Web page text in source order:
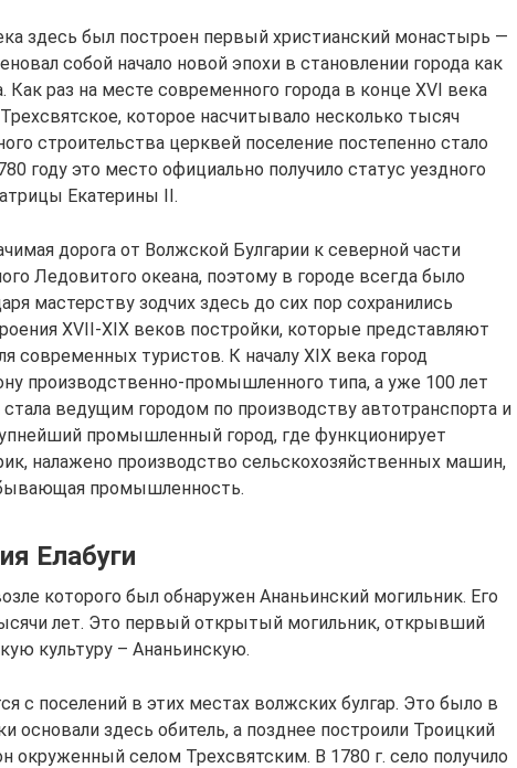
здесь был построен первый христианский монастырь —
собой начало новой эпохи в становлении города как
Как раз на месте современного города в конце XVI века
которое насчитывало несколько тысяч
строительства церквей поселение постепенно стало
году это место официально получило статус уездного
Екатерины II.
дорога от Волжской Булгарии к северной части
Ледовитого океана, поэтому в городе всегда было
мастерству зодчих здесь до сих пор сохранились
XVII-XIX веков постройки, которые представляют
современных туристов. К началу XIX века город
производственно-промышленного типа, а уже 100 лет
стала ведущим городом по производству автотранспорта и
промышленный город, где функционирует
налажено производство сельскохозяйственных машин,
промышленность.
Елабуги
которого был обнаружен Ананьинский могильник. Его
лет. Это первый открытый могильник, открывший
культуру – Ананьинскую.
с поселений в этих местах волжских булгар. Это было в
основали здесь обитель, а позднее построили Троицкий
окруженный селом Трехсвятским. В 1780 г. село получило